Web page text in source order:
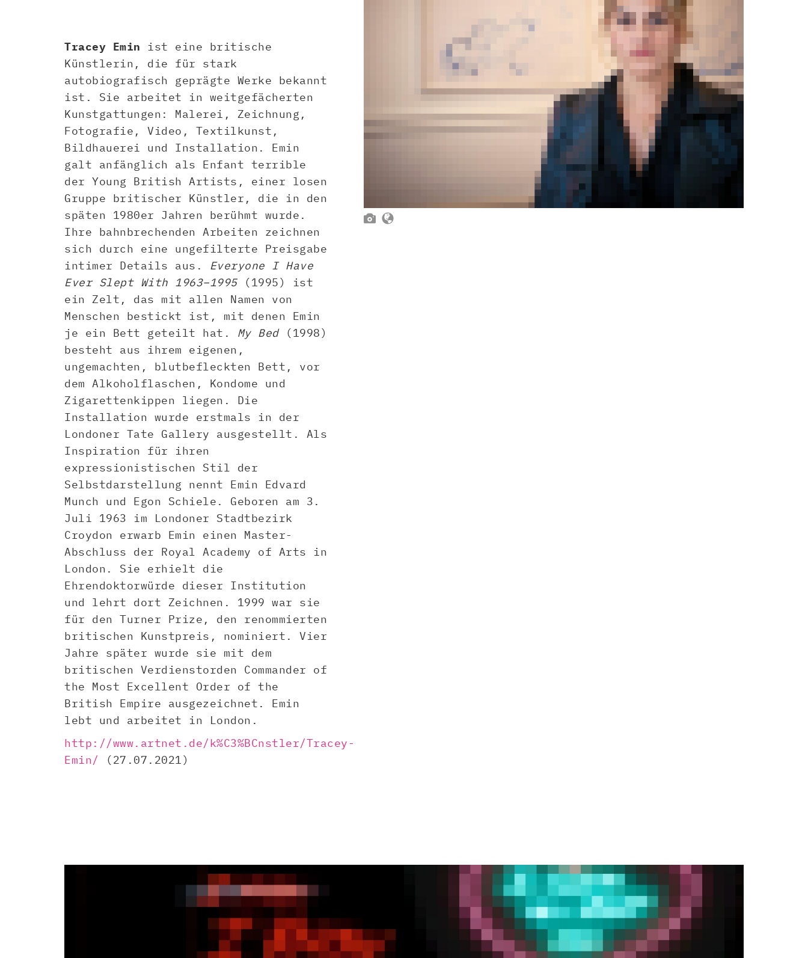
Tracey Emin ist eine britische
Künstlerin, die für stark
autobiografisch geprägte Werke bekannt
ist. Sie arbeitet in weitgefächerten
Kunstgattungen: Malerei, Zeichnung,
Fotografie, Video, Textilkunst,
Bildhauerei und Installation. Emin
galt anfänglich als Enfant terrible
der Young British Artists, einer losen
Gruppe britischer Künstler, die in den
späten 1980er Jahren berühmt wurde.
Ihre bahnbrechenden Arbeiten zeichnen
sich durch eine ungefilterte Preisgabe
intimer Details aus. Everyone I Have
Ever Slept With 1963–1995(1995) ist
ein Zelt, das mit allen Namen von
Menschen bestickt ist, mit denen Emin
je ein Bett geteilt hat. My Bed(1998)
besteht aus ihrem eigenen,
ungemachten, blutbefleckten Bett, vor
dem Alkoholflaschen, Kondome und
Zigarettenkippen liegen. Die
Installation wurde erstmals in der
Londoner Tate Gallery ausgestellt. Als
Inspiration für ihren
expressionistischen Stil der
Selbstdarstellung nennt Emin Edvard
Munch und Egon Schiele. Geboren am 3.
Juli 1963 im Londoner Stadtbezirk
Croydon erwarb Emin einen Master-
Abschluss der Royal Academy of Arts in
London. Sie erhielt die
Ehrendoktorwürde dieser Institution
und lehrt dort Zeichnen. 1999 war sie
für den Turner Prize, den renommierten
britischen Kunstpreis, nominiert. Vier
Jahre später wurde sie mit dem
britischen Verdienstorden Commander of
the Most Excellent Order of the
British Empire ausgezeichnet. Emin
lebt und arbeitet in London.
http://www.artnet.de/k%C3%BCnstler/Tracey-
Emin/
(27.07.2021)
 